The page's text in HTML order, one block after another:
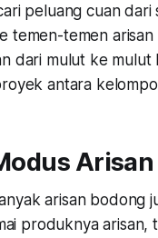
peluang cuan dari
temen-temen arisan
dari mulut ke mulut
antara
arisan bodong
produknya arisan,